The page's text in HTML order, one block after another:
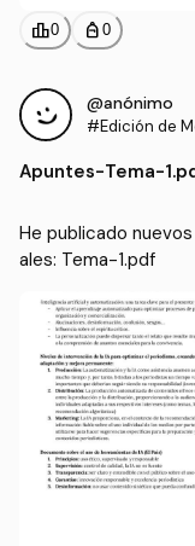
leaderboard0 personal_bag 0
@anónimo
#Edición de
Apuntes-Tema-
He publicado
ales: Tema-1.pdf